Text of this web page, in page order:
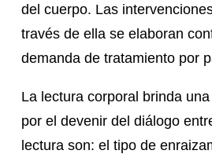
del cuerpo. Las
través de ella se elaboran
demanda de tratamiento por
La lectura corporal brinda
por el devenir del diálogo
lectura son: el tipo de